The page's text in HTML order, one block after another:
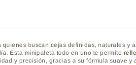
quienes buscan cejas definidas, naturales y
Esta minipaleta todo en uno te permite
y precisión, gracias a su fórmula suave y